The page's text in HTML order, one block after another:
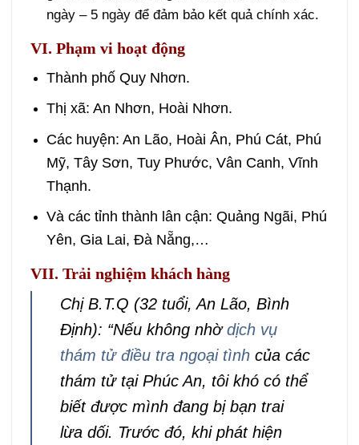
ngày – 5 ngày để đảm bảo kết quả chính xác.
VI. Phạm vi hoạt động
Thành phố Quy Nhơn.
Thị xã: An Nhơn, Hoài Nhơn.
Các huyện: An Lão, Hoài Ân, Phú Cát, Phú
Mỹ, Tây Sơn, Tuy Phước, Vân Canh, Vĩnh
Thạnh.
Và các tỉnh thành lân cận: Quảng Ngãi, Phú
Yên, Gia Lai, Đà Nẵng,…
VII. Trải nghiệm khách hàng
Chị B.T.Q (32 tuổi, An Lão, Bình
Định): “Nếu không nhờdịch vụ
thám tử điều tra ngoại tìnhcủa các
thám tử tại Phúc An, tôi khó có thể
biết được mình đang bị bạn trai
lừa dối. Trước đó, khi phát hiện